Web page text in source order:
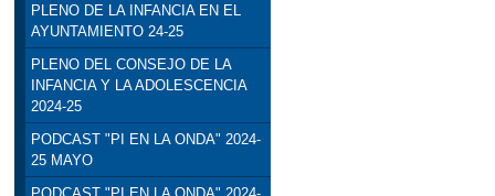
PLENO DE LA INFANCIA EN EL
AYUNTAMIENTO 24-25
PLENO DEL CONSEJO DE LA
INFANCIA Y LA ADOLESCENCIA
2024-25
PODCAST "PI EN LA ONDA" 2024-
25 MAYO